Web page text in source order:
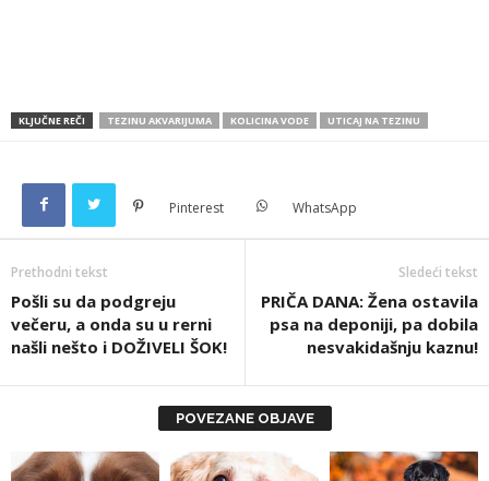
KLJUČNE REČI TEZINU AKVARIJUMA KOLICINA VODE UTICAJ NA TEZINU
Pinterest WhatsApp
Prethodni tekst
Pošli su da podgreju
večeru, a onda su u rerni
našli nešto i DOŽIVELI ŠOK!
Sledeći tekst
PRIČA DANA: Žena ostavila
psa na deponiji, pa dobila
nesvakidašnju kaznu!
POVEZANE OBJAVE